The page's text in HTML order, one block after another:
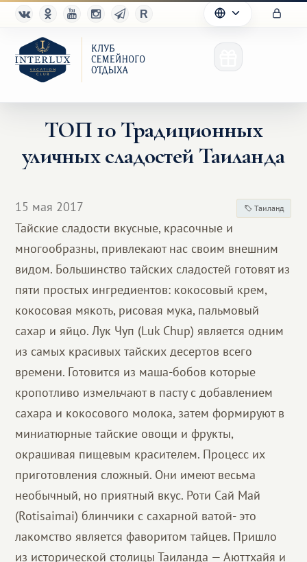
Клуб
Партнерам
Благотворительность
ТОП 10 Традиционных
уличных сладостей Таиланда
15 мая 2017 Таиланд
Тайские сладости вкусные, красочные и
многообразны, привлекают нас своим внешним
видом. Большинство тайских сладостей готовят из
пяти простых ингредиентов: кокосовый крем,
кокосовая мякоть, рисовая мука, пальмовый
сахар и яйцо. Лук Чуп (Luk Chuр) является одним
из самых красивых тайских десертов всего
времени. Готовится из маша-бобов которые
кропотливо измельчают в пасту с добавлением
сахара и кокосового молока, затем формируют в
миниатюрные тайские овощи и фрукты,
окрашивая пищевым красителем. Процесс их
приготовления сложный. Они имеют весьма
необычный, но приятный вкус. Роти Сай Май
(Rotisaimai) блинчики с сахарной ватой- это
лакомство является фаворитом тайцев. Пришло
из исторической столицы Таиланда — Аюттхайя и